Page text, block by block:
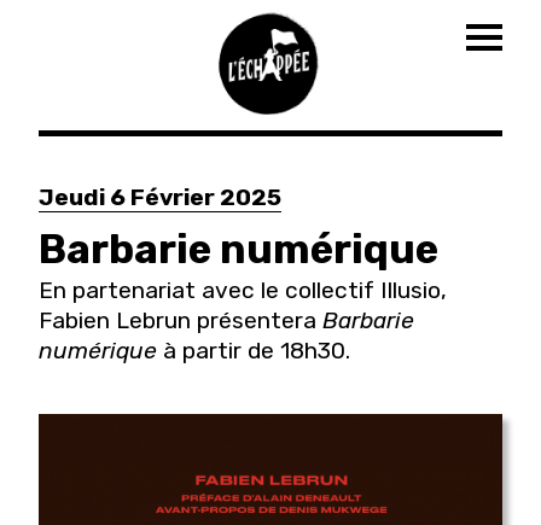
Aller
contenu
principal
Jeudi 6 Février 2025
Barbarie numérique
En partenariat avec le collectif Illusio,
Fabien Lebrun présentera Barbarie
numérique à partir de 18h30.